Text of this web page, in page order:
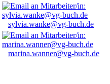
sylvia.wanke@vg-buch.de
marina.wanner@vg-buch.de